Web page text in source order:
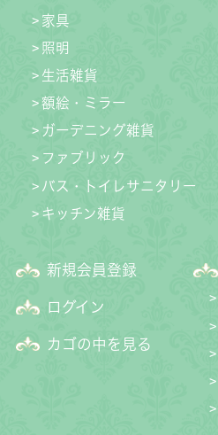
家具
照明
生活雑貨
額絵・ミラー
ガーデニング雑貨
ファブリック
バス・トイレサニタリー
キッチン雑貨
新規会員登録
ログイン
カゴの中を見る